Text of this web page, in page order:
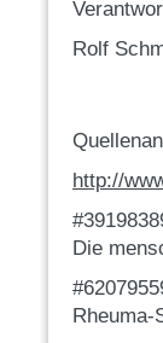
Rolf
http://
Die
Rheuma-